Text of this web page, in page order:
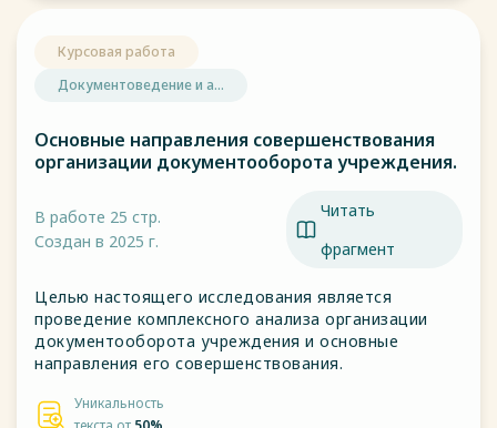
Курсовая работа
Документоведение и а...
Основные направления совершенствования
организации документооборота учреждения.
В работе 25 стр.
Создан в 2025 г.
Читать
фрагмент
Целью настоящего исследования является
проведение комплексного анализа организации
документооборота учреждения и основные
направления его совершенствования.
Уникальность